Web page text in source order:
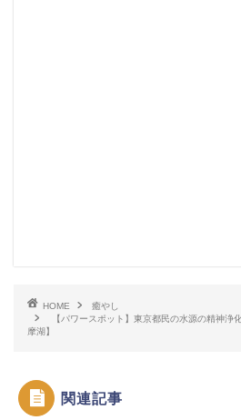
HOME
癒やし
【パワースポット】東京都民の水源の精神浄
摩湖】
関連記事